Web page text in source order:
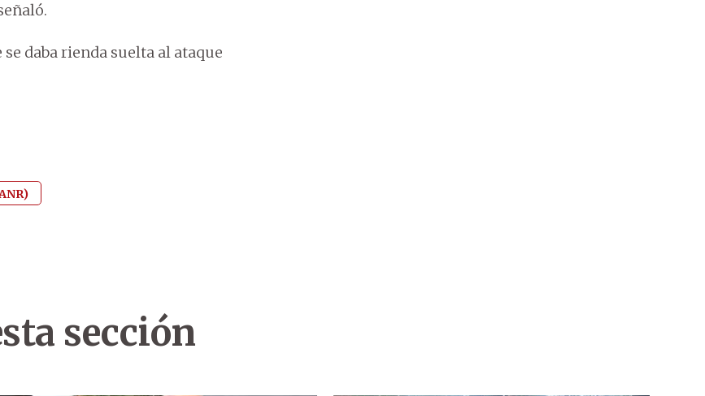
daba rienda suelta al ataque
sección